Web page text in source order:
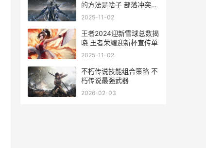
的方法是啥子 部落冲突两
个人怎么一起玩
2025-11-02
王者2024迎新雪球总数揭
晓 王者荣耀迎新杯宣传单
2025-11-02
不朽传说技能组合策略 不
朽传说最强武器
2026-02-03